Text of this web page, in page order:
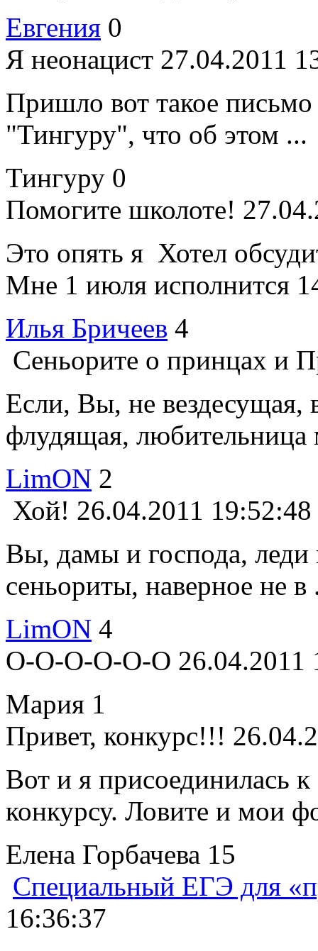
Евгения 0
Я неонацист 27.04.2011
Пришло вот такое
"Тингуру", что об этом ...
Тингуру 0
Помогите школоте!
Это опять я Хотел
Мне 1 июля исполнится
Илья Бричеев 4
Сеньорите о принцах и
Если, Вы, не
флудящая, любительница
LimON 2
Хой! 26.04.2011 19:52:48
Вы, дамы и господа,
сеньориты, наверное не в
LimON 4
О-О-О-О-О-О 26.04.2011
Мария 1
Привет, конкурс!!!
Вот и я присоединилась
конкурсу. Ловите и мои
Елена Горбачева 15
Специальный ЕГЭ для
16:36:37